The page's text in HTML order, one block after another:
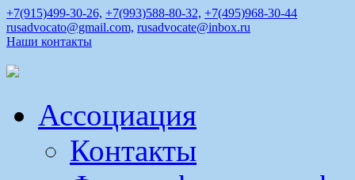
+7(915)499-30-26, +7(993)588-80-32, +7(495)968-30-44
rusadvocato@gmail.com, rusadvocate@inbox.ru
Наши контакты
Ассоциация
Контакты